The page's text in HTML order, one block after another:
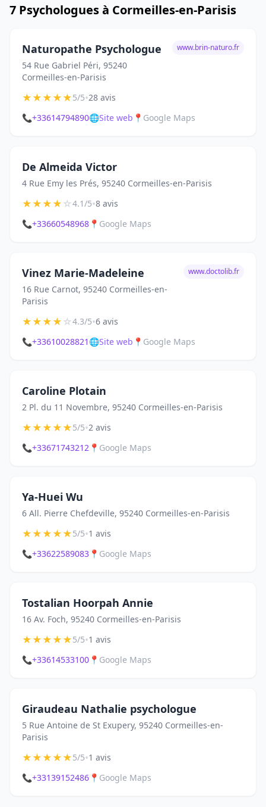
7 Psychologues à Cormeilles-en-Parisis
Naturopathe Psychologue
54 Rue Gabriel Péri, 95240
Cormeilles-en-Parisis
www.brin-naturo.fr
★★★★★5/5•28 avis
📞+33614794890🌐Site web 📍 Google Maps
De Almeida Victor
4 Rue Emy les Prés, 95240 Cormeilles-en-Parisis
★★★★☆4.1/5•8 avis
📞+33660548968 📍 Google Maps
Vinez Marie-Madeleine
16 Rue Carnot, 95240 Cormeilles-en-
Parisis
www.doctolib.fr
★★★★☆4.3/5•6 avis
📞+33610028821 🌐Site web 📍 Google Maps
Caroline Plotain
2 Pl. du 11 Novembre, 95240 Cormeilles-en-Parisis
★★★★★5/5•2 avis
📞+33671743212 📍 Google Maps
Ya-Huei Wu
6 All. Pierre Chefdeville, 95240 Cormeilles-en-Parisis
★★★★★5/5•1 avis
📞+33622589083 📍 Google Maps
Tostalian Hoorpah Annie
16 Av. Foch, 95240 Cormeilles-en-Parisis
★★★★★5/5•1 avis
📞+33614533100 📍 Google Maps
Giraudeau Nathalie psychologue
5 Rue Antoine de St Exupery, 95240 Cormeilles-en-
Parisis
★★★★★5/5•1 avis
📞+33139152486 📍 Google Maps